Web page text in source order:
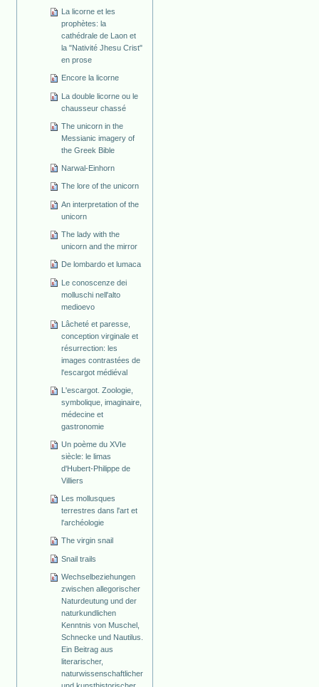
La licorne et les
prophètes: la
cathédrale de Laon et
la "Nativité Jhesu Crist"
en prose
Encore la licorne
La double licorne ou le
chausseur chassé
The unicorn in the
Messianic imagery of
the Greek Bible
Narwal-Einhorn
The lore of the unicorn
An interpretation of the
unicorn
The lady with the
unicorn and the mirror
De lombardo et lumaca
Le conoscenze dei
molluschi nell'alto
medioevo
Lâcheté et paresse,
conception virginale et
résurrection: les
images contrastées de
l'escargot médiéval
L'escargot. Zoologie,
symbolique, imaginaire,
médecine et
gastronomie
Un poème du XVIe
siècle: le limas
d'Hubert-Philippe de
Villiers
Les mollusques
terrestres dans l'art et
l'archéologie
The virgin snail
Snail trails
Wechselbeziehungen
zwischen allegorischer
Naturdeutung und der
naturkundlichen
Kenntnis von Muschel,
Schnecke und Nautilus.
Ein Beitrag aus
literarischer,
naturwissenschaftlicher